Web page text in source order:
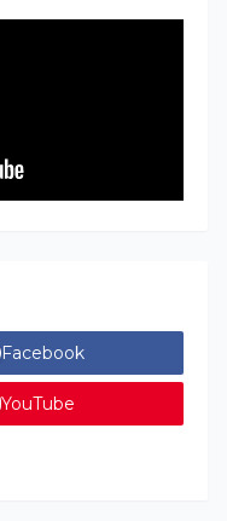
Facebook
YouTube